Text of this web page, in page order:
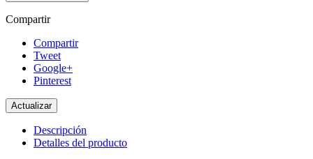
Compartir
Compartir
Tweet
Google+
Pinterest
Descripción
Detalles del producto